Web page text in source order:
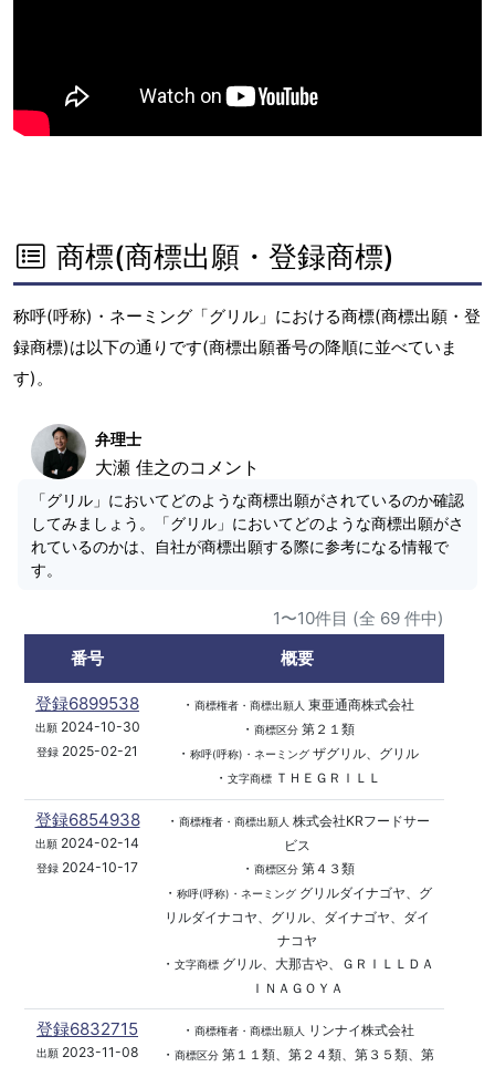
商標(商標出願・登録商標)
称呼(呼称)・ネーミング「グリル」における商標(商標出願・登
録商標)は以下の通りです(商標出願番号の降順に並べていま
す)。
弁理士
大瀬 佳之のコメント
「グリル」においてどのような商標出願がされているのか確認
してみましょう。「グリル」においてどのような商標出願がさ
れているのかは、自社が商標出願する際に参考になる情報で
す。
1〜10件目 (全 69 件中)
番号
概要
登録6899538
出願2024-10-30
登録 2025-02-21
・ 商標権者・商標出願人 東亜通商株式会社
・ 商標区分第２１類
・ 称呼(呼称)・ネーミングザグリル、グリル
・ 文字商標ＴＨＥＧＲＩＬＬ
登録6854938
出願 2024-02-14
登録 2024-10-17
・ 商標権者・商標出願人 株式会社KRフードサー
ビス
・ 商標区分第４３類
・ 称呼(呼称)・ネーミンググリルダイナゴヤ、グ
リルダイナコヤ、グリル、ダイナゴヤ、ダイ
ナコヤ
・ 文字商標グリル、大那古や、ＧＲＩＬＬＤＡ
ＩＮＡＧＯＹＡ
登録6832715
出願2023-11-08
・ 商標権者・商標出願人
リンナイ株式会社
・ 商標区分第１１類、第２４類、第３５類、第